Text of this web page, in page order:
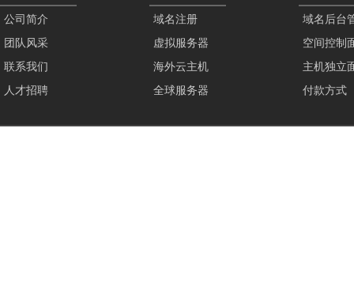
公司简介
团队风采
联系我们
人才招聘
域名注册
虚拟服务器
海外云主机
全球服务器
域名后台
空间控制
主机独立
付款方式